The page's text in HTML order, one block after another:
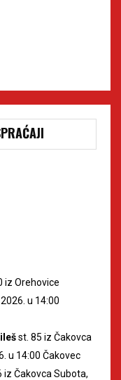
iz Orehovice
u 14:00
st. 85 iz Čakovca
u 14:00 Čakovec
iz Čakovca Subota,